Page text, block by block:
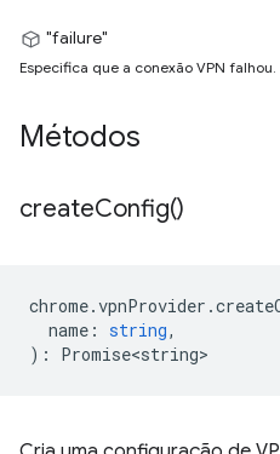
"failure"
Especifica que a conexão VPN falhou.
Métodos
createConfig()
chrome.vpnProvider .
name : string,
) : Promise<string>